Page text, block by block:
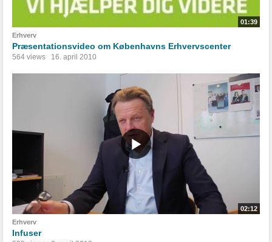
01:39
Erhverv
Præsentationsvideo om Københavns Erhvervscenter
564 views 16. april 2010
02:12
Erhverv
Infuser